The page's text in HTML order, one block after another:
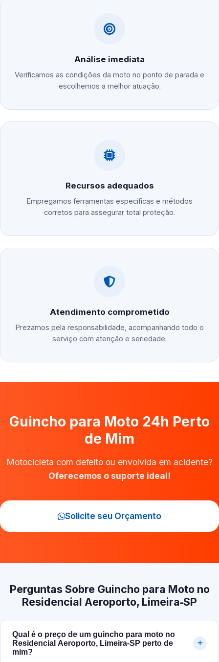
Análise imediata
Verificamos as condições da moto no ponto de parada e
escolhemos a melhor atuação.
Recursos adequados
Empregamos ferramentas específicas e métodos
corretos para assegurar total proteção.
Atendimento comprometido
Prezamos pela responsabilidade, acompanhando todo o
serviço com atenção e seriedade.
Guincho para Moto 24h Perto
de Mim
Motocicleta com defeito ou envolvida em acidente?
Oferecemos o suporte ideal!
Solicite seu Orçamento
Perguntas Sobre Guincho para Moto no
Residencial Aeroporto, Limeira‑SP
Qual é o preço de um guincho para moto no
Residencial Aeroporto, Limeira‑SP perto de
mim?